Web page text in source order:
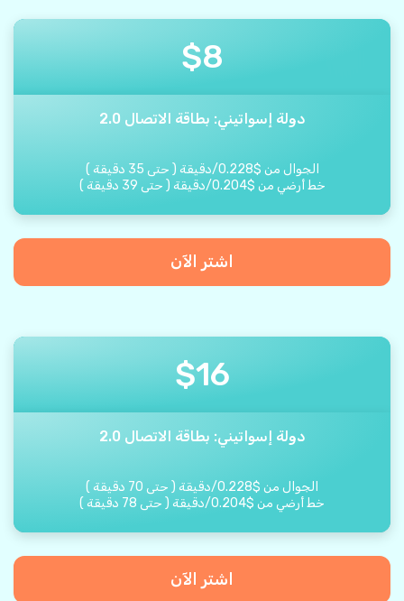
$8
دولة إسواتيني: بطاقة الاتصال 2.0
الجوال من $
0.228
/دقيقة ( حتى 35 دقيقة )
خط أرضي من $
0.204
/دقيقة ( حتى 39 دقيقة )
اشتر الآن
$16
دولة إسواتيني: بطاقة الاتصال 2.0
الجوال من $
0.228
/دقيقة ( حتى 70 دقيقة )
خط أرضي من $
0.204
/دقيقة ( حتى 78 دقيقة )
اشتر الآن